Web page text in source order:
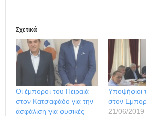
Σχετικά
Οι έμποροι του Πειραιά
στον Κατσαφάδο για την
ασφάλιση για φυσικές
Υποψήφιοι
στον
21/06/2019